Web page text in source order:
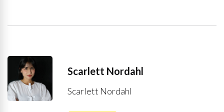
Scarlett Nordahl
Scarlett Nordahl